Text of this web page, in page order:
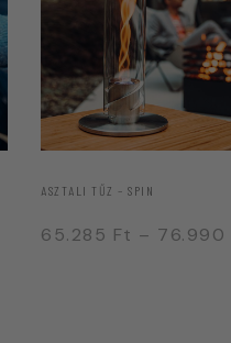
ASZTALI TŰZ – SPIN
65.285 Ft – 76.990